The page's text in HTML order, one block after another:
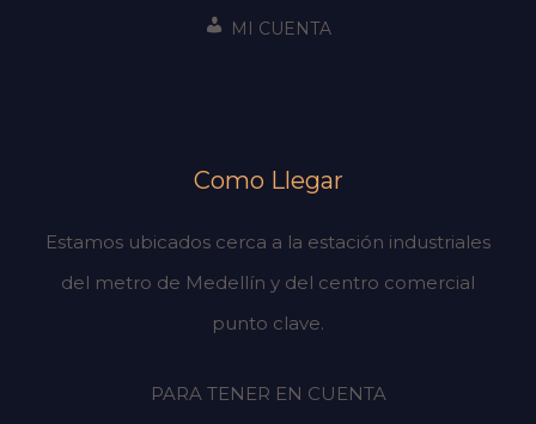
MI CUENTA
Como Llegar
Estamos ubicados cerca a la estación industriales
del metro de Medellín y del centro comercial
punto clave.
PARA TENER EN CUENTA